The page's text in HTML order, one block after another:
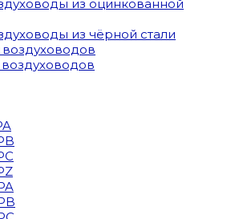
из оцинкованной
из чёрной стали